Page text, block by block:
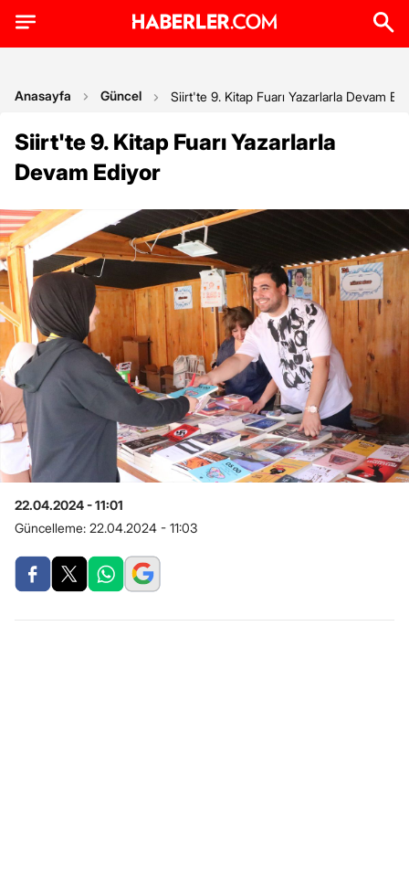
Anasayfa Güncel Siirt'te 9. Kitap Fuarı Yazarlarla Devam
Siirt'te 9. Kitap Fuarı Yazarlarla
Devam Ediyor
22.04.2024 - 11:01
Güncelleme: 22.04.2024 - 11:03